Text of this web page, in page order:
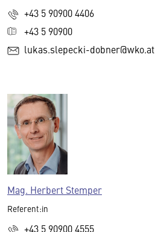
+43 5 90900 4406
+43 5 90900
lukas.slepecki-dobner@wko.at
Mag. Herbert Stemper
Referent:in
+43 5 90900 4555